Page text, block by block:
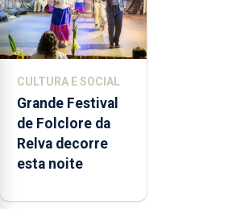
CULTURA E SOCIAL
Grande Festival
de Folclore da
Relva decorre
esta noite